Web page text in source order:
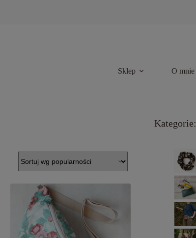
Sklep O mnie
Kategorie: